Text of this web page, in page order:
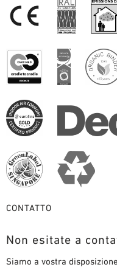
CONTATTO
Non esitate a
Siamo a vostra